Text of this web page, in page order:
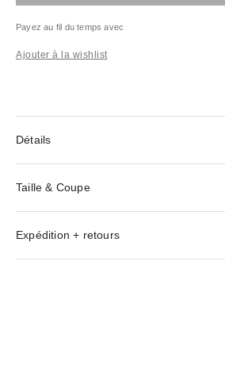
Payez au fil du temps avec
Ajouter à la wishlist
Détails
Taille & Coupe
Expédition + retours